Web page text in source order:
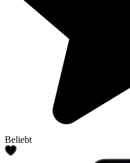
Beliebt